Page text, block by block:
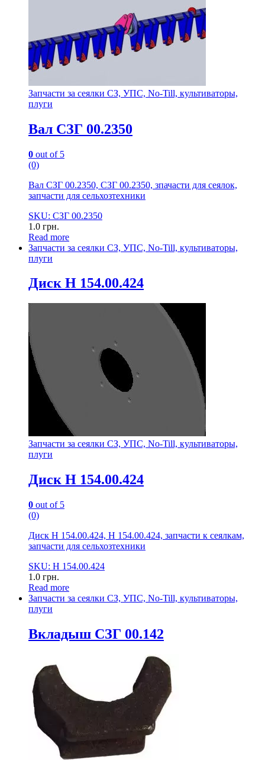
Запчасти за сеялки СЗ, УПС, No-Till, культиваторы,
плуги
Вал СЗГ 00.2350
0 out of 5
(0)
Вал СЗГ 00.2350, СЗГ 00.2350, зпачасти для сеялок,
запчасти для сельхозтехники
SKU: СЗГ 00.2350
1.0 грн.
Read more
Запчасти за сеялки СЗ, УПС, No-Till, культиваторы,
плуги
Диск Н 154.00.424
Запчасти за сеялки СЗ, УПС, No-Till, культиваторы,
плуги
Диск Н 154.00.424
0 out of 5
(0)
Диск Н 154.00.424, Н 154.00.424, запчасти к сеялкам,
запчасти для сельхозтехники
SKU: Н 154.00.424
1.0 грн.
Read more
Запчасти за сеялки СЗ, УПС, No-Till, культиваторы,
плуги
Вкладыш СЗГ 00.142